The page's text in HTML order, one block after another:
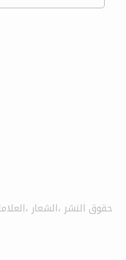
حقوق النشر ،الشعار